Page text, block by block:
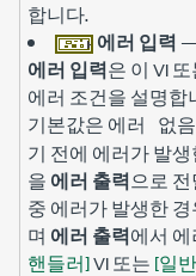
합니다.
에러 입력
에러 입력은 이 VI
에러 조건을 설명합
기본값은 에러 없음
기 전에 에러가 발
을 에러 출력으로
중 에러가 발생한
며 에러 출력에서
핸들러]VI 또는 [일